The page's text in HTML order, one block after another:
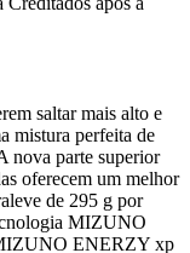
saltar mais alto e
mistura perfeita de
nova parte superior
oferecem um melhor
de 295 g por
MIZUNO
ENERZY xp